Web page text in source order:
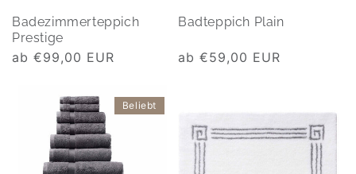
Badezimmerteppich
Prestige
Normaler
ab €99,00 EUR
Badteppich Plain
Normaler
ab €59,00 EUR
Beliebt